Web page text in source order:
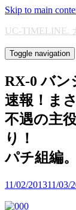
Skip to main
UC-TIMELINE.
Toggle navigation
RX-0 バン
速報！ま
不遇の主
り！
パチ組編。
11/02/201311/03/